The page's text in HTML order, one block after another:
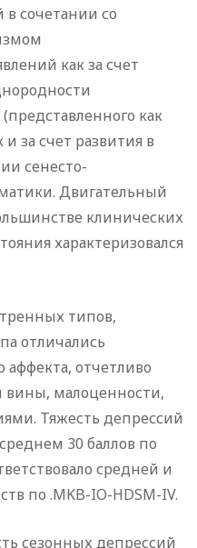
сочетании со
как за счет
как
и за счет развития в
сенесто-
Двигательный
клинических
характеризовался
типов,
отличались
отчетливо
малоценности,
Тяжесть депрессий
30 баллов по
средней и
по .MKB-IO-HDSM-IV.
сезонных депрессий